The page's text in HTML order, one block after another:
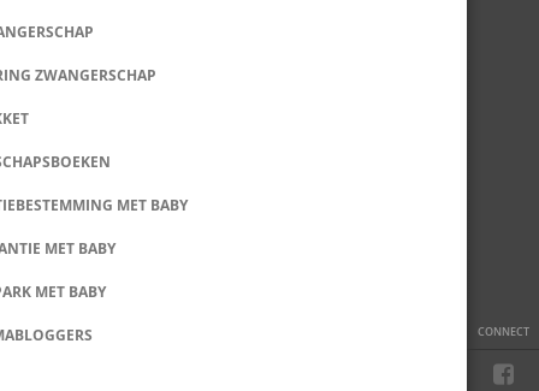
CONNECT
ZWANGERSCHAP
MET BABY
MET BABY
MET BABY